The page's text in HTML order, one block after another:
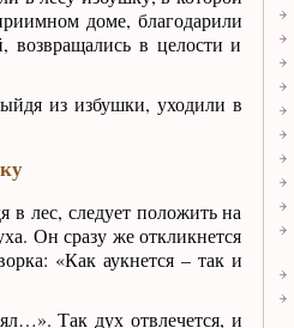
доме, благодарили
возвращались в целости и
из избушки, уходили в
в лес, следует положить на
Он сразу же откликнется
«Как аукнется – так и
Так дух отвлечется, и